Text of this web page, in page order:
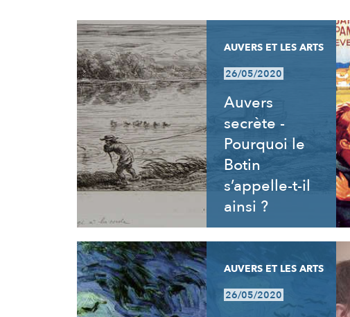
RÉSULTATS
AUVERS ET LES ARTS
26/05/2020
Auvers
secrète -
Pourquoi le
Botin
s’appelle-t-il
ainsi ?
AUVERS ET LES ARTS
26/05/2020